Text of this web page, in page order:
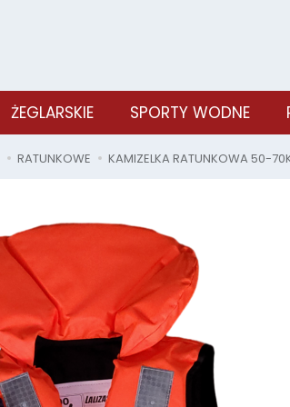
ŻEGLARSKIE SPORTY WODNE
RATUNKOWE KAMIZELKA RATUNKOWA 50-